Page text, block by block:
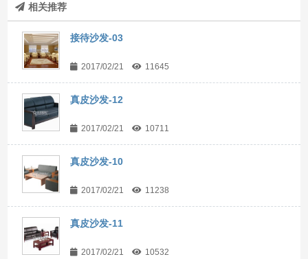
相关推荐
接待沙发-03
2017/02/21 11645
真皮沙发-12
2017/02/21 10711
真皮沙发-10
2017/02/21 11238
真皮沙发-11
2017/02/21 10532